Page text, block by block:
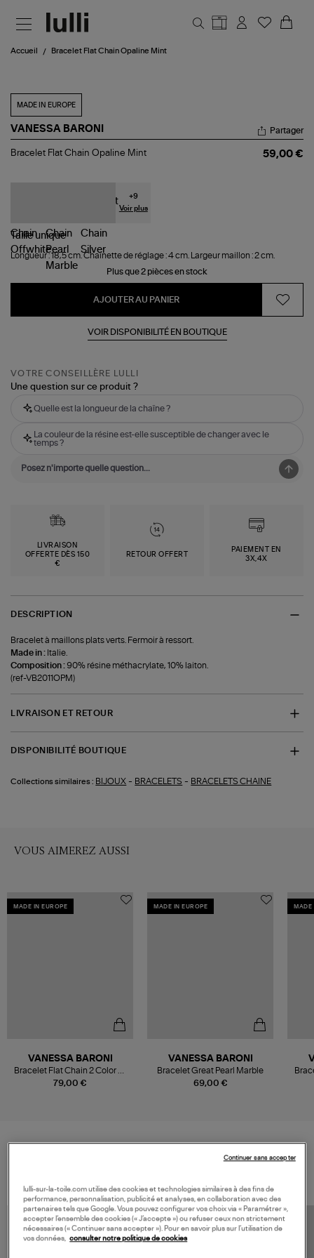
Accueil Bracelet Flat Chain Opaline Mint
MADE IN EUROPE
VANESSA BARONI
Bracelet
Partager
Bracelet Flat Chain Opaline Mint 59,00 €
+9
Voir plus
Tailleunique
Longueur : 18,5 cm. Chaînette de réglage : 4 cm. Largeur maillon : 2 cm.
Plus que 2 pièces en stock
AJOUTER AU PANIER
VOIR DISPONIBILITÉ EN BOUTIQUE
VOTRE CONSEILLÈRE LULLI
Une question sur ce produit ?
Quelle est la longueur de la chaîne ?
La couleur de la résine est-elle susceptible de changer avec le
temps ?
LIVRAISON
OFFERTE DÈS 150
€
RETOUR OFFERT
PAIEMENT EN
3X,4X
DESCRIPTION
Bracelet à maillons plats verts. Fermoir à ressort.
Made in : Italie.
Composition : 90% résine méthacrylate, 10% laiton.
(ref-VB2011OPM)
LIVRAISON ET RETOUR
DISPONIBILITÉ BOUTIQUE
Collections similaires : BIJOUX - BRACELETS - BRACELETS CHAINE
VOUS AIMEREZ AUSSI
MADE IN EUROPE
79,00 €
VANESSA BARONI
Bracelet Flat Chain 2 Color W
Gold Cloud Marble Opaline
MADE IN EUROPE
69,00 €
VANESSA BARONI
Bracelet Great Pearl Marble
MADE
lulli-sur-la-toile.com utilise des cookies et technologies similaires à des fins de
performance, personnalisation, publicité et analyses, en collaboration avec des
partenaires tels que Google. Vous pouvez configurer vos choix via « Paramétrer »,
accepter l’ensemble des cookies (« J’accepte ») ou refuser ceux non strictement
nécessaires (« Continuer sans accepter »). Pour en savoir plus sur l’utilisation de
vos données,
consulter notre politique de cookies
Continuer sans accepter